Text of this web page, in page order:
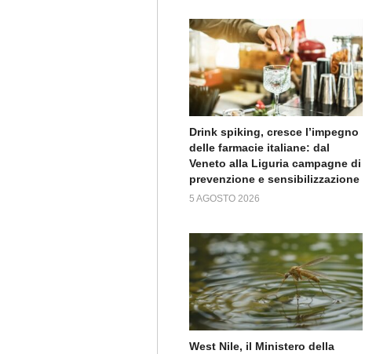
Drink spiking, cresce l’impegno
delle farmacie italiane: dal
Veneto alla Liguria campagne di
prevenzione e sensibilizzazione
5 AGOSTO 2026
West Nile, il Ministero della